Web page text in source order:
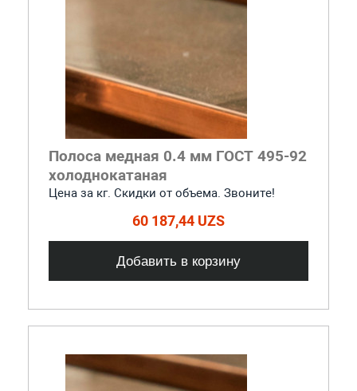
Полоса медная 0.4 мм ГОСТ 495-92
холоднокатаная
Цена за кг. Скидки от объема. Звоните!
60 187,44 UZS
Добавить в корзину